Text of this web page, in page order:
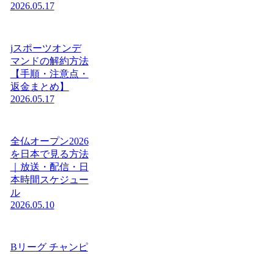
2026.05.17
jスポーツオンデ
マンドの解約方法
【手順・注意点・
返金まとめ】
2026.05.17
全仏オープン2026
を日本で見る方法
｜放送・配信・日
本時間スケジュー
ル
2026.05.10
Bリーグ チャンピ